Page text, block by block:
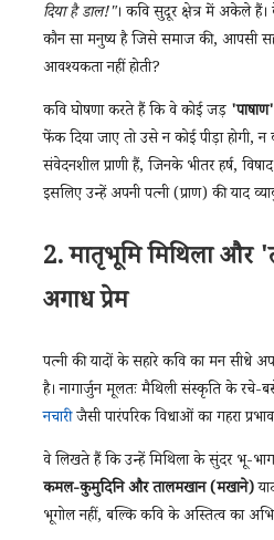
दिया है डाल!"। कवि सुदूर क्षेत्र में अकेले हैं।
कौन सा मनुष्य है जिसे समाज की, आपसी
आवश्यकता नहीं होती?
कवि घोषणा करते हैं कि वे कोई जड़
फेंक दिया जाए तो उसे न कोई पीड़ा होगी,
संवेदनशील प्राणी हैं, जिनके भीतर हर्ष,
इसलिए उन्हें अपनी पत्नी (प्राण) की याद
2. मातृभूमि मिथिला और
अगाध प्रेम
पत्नी की यादों के सहारे कवि का मन सीधे
है। नागार्जुन मूलतः मैथिली संस्कृति के
नचारीजैसी पारंपरिक विधाओं का गहरा
वे लिखते हैं कि उन्हें मिथिला के सुंदर भू-
कमल-कुमुदिनि और तालमखान (मखाने)
भूगोल नहीं, बल्कि कवि के अस्तित्व का